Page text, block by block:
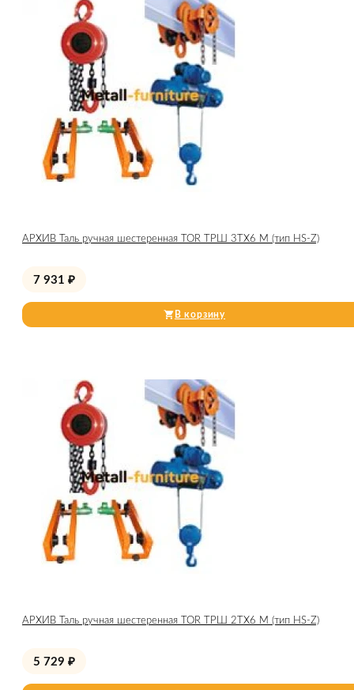
АРХИВ Таль ручная шестеренная TOR ТРШ 3ТХ6 М (тип HS-Z)
7 931 ₽
В корзину
АРХИВ Таль ручная шестеренная TOR ТРШ 2ТХ6 М (тип HS-Z)
5 729 ₽